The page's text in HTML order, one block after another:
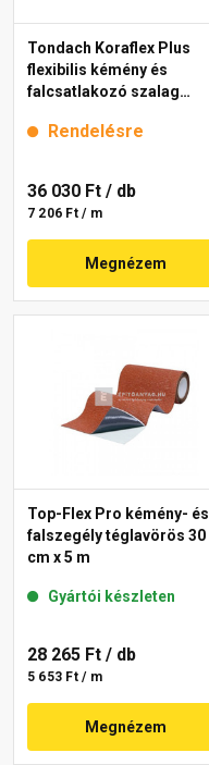
Tondach Koraflex Plus
flexibilis kémény és
falcsatlakozó szalag
Rendelésre
36 030 Ft / db
7 206 Ft / m
Megnézem
Top-Flex Pro kémény- és
falszegély téglavörös 30
cm x 5 m
Gyártói készleten
28 265 Ft / db
5 653 Ft / m
Megnézem